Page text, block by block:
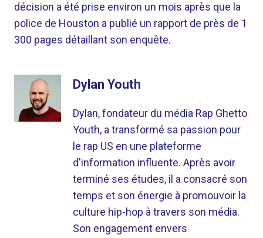
décision a été prise environ un mois après que la
police de Houston a publié un rapport de près de 1
300 pages détaillant son enquête.
Dylan Youth
Dylan, fondateur du média Rap Ghetto
Youth, a transformé sa passion pour
le rap US en une plateforme
d'information influente. Après avoir
terminé ses études, il a consacré son
temps et son énergie à promouvoir la
culture hip-hop à travers son média.
Son engagement envers